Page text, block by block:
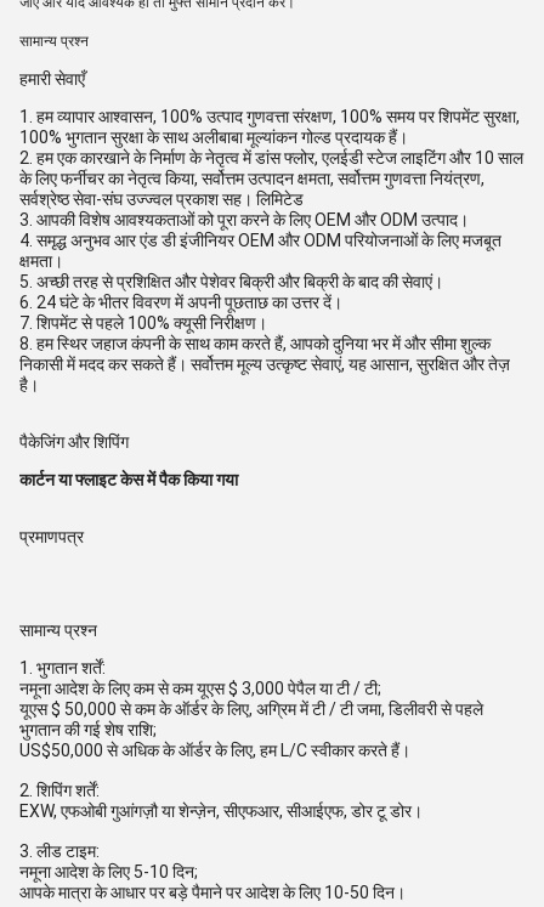
सामान्य प्रश्न
हमारी सेवाएँ
1. हम व्यापार आश्वासन, 100% उत्पाद गुणवत्ता संरक्षण, 100% समय पर शिपमेंट सुरक्षा,
100% भुगतान सुरक्षा के साथ अलीबाबा मूल्यांकन गोल्ड प्रदायक हैं।
2. हम एक कारखाने के निर्माण के नेतृत्व में डांस फ्लोर, एलईडी स्टेज लाइटिंग और 10 साल
के लिए फर्नीचर का नेतृत्व किया, सर्वोत्तम उत्पादन क्षमता, सर्वोत्तम गुणवत्ता नियंत्रण,
सर्वश्रेष्ठ सेवा-संघ उज्ज्वल प्रकाश सह। लिमिटेड
3. आपकी विशेष आवश्यकताओं को पूरा करने के लिए OEM और ODM उत्पाद।
4. समृद्ध अनुभव आर एंड डी इंजीनियर OEM और ODM परियोजनाओं के लिए मजबूत
क्षमता।
5. अच्छी तरह से प्रशिक्षित और पेशेवर बिक्री और बिक्री के बाद की सेवाएं।
6. 24 घंटे के भीतर विवरण में अपनी पूछताछ का उत्तर दें।
7. शिपमेंट से पहले 100% क्यूसी निरीक्षण।
8. हम स्थिर जहाज कंपनी के साथ काम करते हैं, आपको दुनिया भर में और सीमा शुल्क
निकासी में मदद कर सकते हैं। सर्वोत्तम मूल्य उत्कृष्ट सेवाएं, यह आसान, सुरक्षित और तेज़
है।
पैकेजिंग और शिपिंग
कार्टन या फ्लाइट केस में पैक किया गया
प्रमाणपत्र
सामान्य प्रश्न
1. भुगतान शर्तें:
नमूना आदेश के लिए कम से कम यूएस $ 3,000 पेपैल या टी / टी;
यूएस $ 50,000 से कम के ऑर्डर के लिए, अग्रिम में टी / टी जमा, डिलीवरी से पहले
भुगतान की गई शेष राशि;
US$50,000 से अधिक के ऑर्डर के लिए, हम L/C स्वीकार करते हैं।
2. शिपिंग शर्तें:
EXW, एफओबी गुआंगज़ौ या शेन्ज़ेन, सीएफआर, सीआईएफ, डोर टू डोर।
3. लीड टाइम:
नमूना आदेश के लिए 5-10 दिन;
आपके मात्रा के आधार पर बड़े पैमाने पर आदेश के लिए 10-50 दिन।